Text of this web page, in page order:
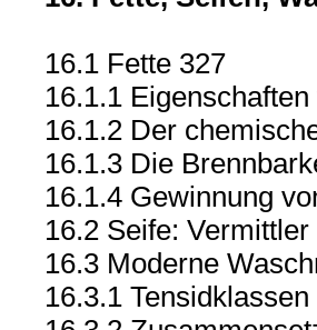
16.1 Fette 327
16.1.1
16.1.2 Der
16.1.3 Die
16.1.4 Gewinnung
16.2 Seife:
16.3 Moderne
16.3.1 Tensidklassen